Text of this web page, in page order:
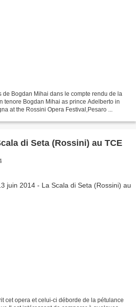
de Bogdan Mihai dans le compte rendu de la
tenore Bogdan Mihai as prince Adelberto in
at the Rossini Opera Festival,Pesaro ...
di Seta (Rossini) au TCE
cet opera et celui-ci déborde de la pétulance